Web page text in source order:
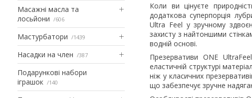
Масажні масла та
лосьйони
606
Мастурбатори 1439
Насадки на член 387
Подарункові набори
іграшок
140
Коли ви цінуєте
додаткова суперпорція
Ultra Feel у зручному
захисту з найтоншими
водній основі.
Презервативи ONE
еластичній структурі
ніж у класичних
що забезпечує зручне